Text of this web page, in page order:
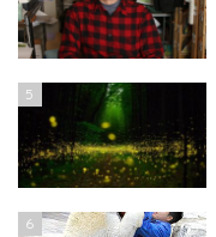
5
6